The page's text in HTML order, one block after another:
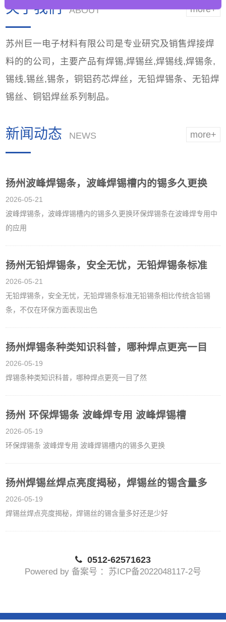
more+
关于我们 ABOUT
苏州巨一电子材料有限公司是专业研究及销售焊接焊
料的的公司，主要产品有焊锡,焊锡丝,焊锡线,焊锡条,
锡线,锡丝,锡条，铜铝药芯焊丝，无铅焊锡条、无铅焊
锡丝、铜铝焊丝系列制品。
more+
新闻动态 NEWS
扬州波峰焊锡条，波峰焊锡槽内的锡多久更换
2026-05-21
波峰焊锡条，波峰焊锡槽内的锡多久更换环保焊锡条在波峰焊专用中
的应用
扬州无铅焊锡条，安全无忧，无铅焊锡条标准
2026-05-21
无铅焊锡条，安全无忧，无铅焊锡条标准无铅锡条相比传统含铅锡
条，不仅在环保方面表现出色
扬州焊锡条种类知识科普，哪种焊点更亮一目
2026-05-19
焊锡条种类知识科普，哪种焊点更亮一目了然
扬州 环保焊锡条 波峰焊专用 波峰焊锡槽
2026-05-19
环保焊锡条 波峰焊专用 波峰焊锡槽内的锡多久更换
扬州焊锡丝焊点亮度揭秘，焊锡丝的锡含量多
2026-05-19
焊锡丝焊点亮度揭秘，焊锡丝的锡含量多好还是少好
0512-62571623
Powered by 备案号 ：苏ICP备2022048117-2号